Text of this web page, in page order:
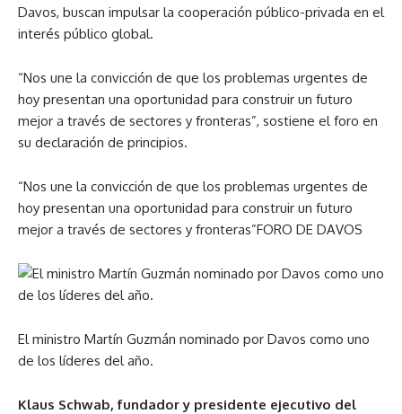
Davos, buscan impulsar la cooperación público-privada en el
interés público global.
“Nos une la convicción de que los problemas urgentes de
hoy presentan una oportunidad para construir un futuro
mejor a través de sectores y fronteras”, sostiene el foro en
su declaración de principios.
“Nos une la convicción de que los problemas urgentes de
hoy presentan una oportunidad para construir un futuro
mejor a través de sectores y fronteras”FORO DE DAVOS
El ministro Martín Guzmán nominado por Davos como uno
de los líderes del año.
Klaus Schwab, fundador y presidente ejecutivo del